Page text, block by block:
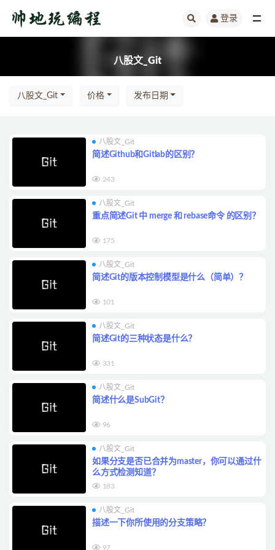
登录
八股文_Git
八股文_Git 价格 发布日期
八股文_Git
简述Github和Gitlab的区别？
243
八股文_Git
重点简述Git 中 merge 和 rebase命令 的区别？
175
八股文_Git
简述Git的版本控制模型是什么（简单）？
101
八股文_Git
简述Git的三种状态是什么？
331
八股文_Git
简述什么是SubGit？
96
八股文_Git
如果分支是否已合并为master，你可以通过什
么方式检测知道？
183
八股文_Git
描述一下你所使用的分支策略？
97